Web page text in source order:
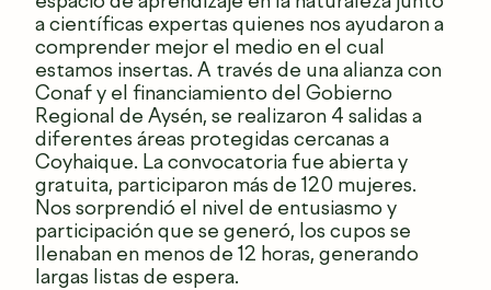
a científicas expertas quienes nos ayudaron a
comprender mejor el medio en el cual
estamos insertas. A través de una alianza con
Conaf y el financiamiento del Gobierno
Regional de Aysén, se realizaron 4 salidas a
diferentes áreas protegidas cercanas a
Coyhaique. La convocatoria fue abierta y
gratuita, participaron más de 120 mujeres.
Nos sorprendió el nivel de entusiasmo y
participación que se generó, los cupos se
llenaban en menos de 12 horas, generando
largas listas de espera.